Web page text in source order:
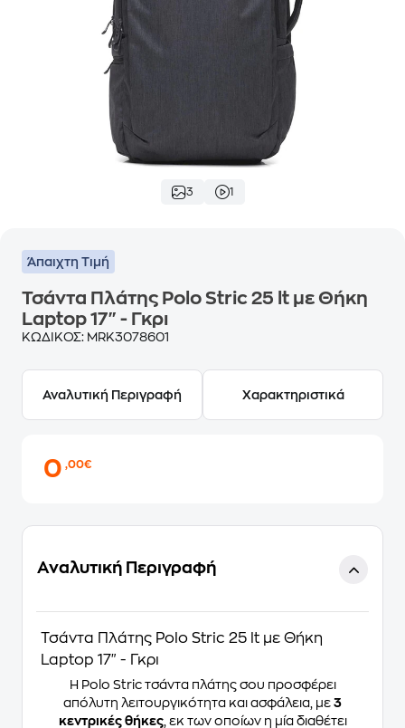
3 1
Άπαιχτη Τιμή
Τσάντα Πλάτης Polo Stric 25 lt με Θήκη
Laptop 17" - Γκρι
ΚΩΔΙΚΟΣ: MRK3078601
Αναλυτική Περιγραφή Χαρακτηριστικά
0,00€
Αναλυτική Περιγραφή
Τσάντα Πλάτης Polo Stric 25 lt με Θήκη
Laptop 17" - Γκρι
Η Polo Stric τσάντα πλάτης σου προσφέρει
απόλυτη λειτουργικότητα και ασφάλεια, με 3
κεντρικές θήκες, εκ των οποίων η μία διαθέτει